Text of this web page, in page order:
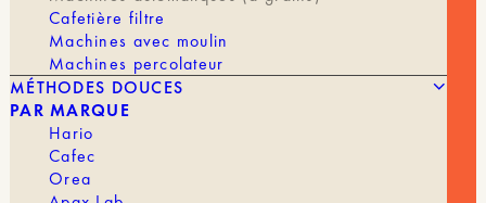
Cafetière filtre
Machines avec moulin
Machines percolateur
MÉTHODES DOUCES
PAR MARQUE
Hario
Cafec
Orea
Dimensions : 23.6 x 42.9 x 34.8 cm
COULEUR
En stock
quantité